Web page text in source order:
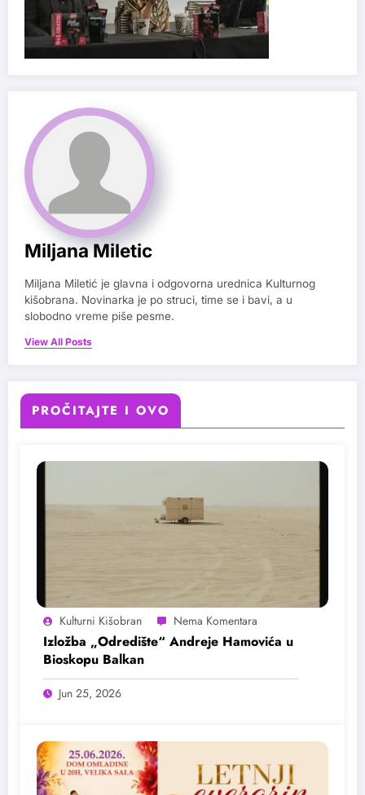
Miljana Miletic
Miljana Miletić je glavna i odgovorna urednica Kulturnog
kišobrana. Novinarka je po struci, time se i bavi, a u
slobodno vreme piše pesme.
View All Posts
PROČITAJTE I OVO
Kulturni Kišobran
Izložba „Odredište“ Andreje Hamovića u
Bioskopu Balkan
Jun 25, 2026